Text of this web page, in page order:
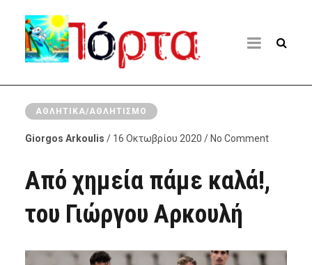
ΑΘΛΗΤΙΚΆ/ΑΘΛΗΤΙΣΜΌ
Giorgos Arkoulis / 16 Οκτωβρίου 2020 / No Comment
Από χημεία πάμε καλά!,
του Γιώργου Αρκουλή